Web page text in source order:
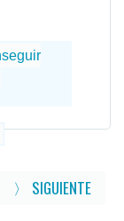
〉 SIGUIENTE